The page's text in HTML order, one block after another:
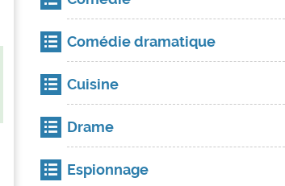
Comédie dramatique
Cuisine
Drame
Espionnage